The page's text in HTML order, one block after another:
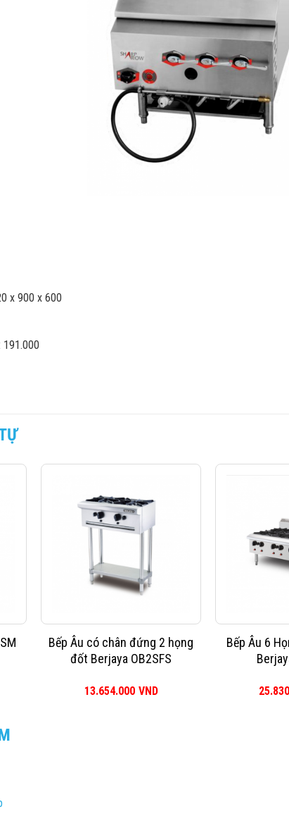
x 900 x 600
191.000
Bếp Âu có chân đứng 2 họng
đốt Berjaya OB2SFS
13.654.000 VND
Bếp Âu 6